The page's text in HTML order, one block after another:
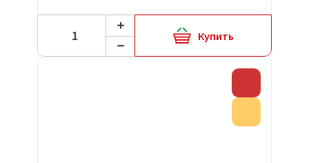
Купить